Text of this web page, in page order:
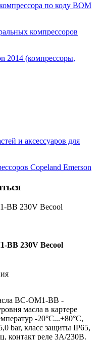
по коду BOM
компрессоров
2014 (компрессоры,
и аксессуаров для
Copeland Emerson
BB 230V Becool
BC-OM1-BB -
масла в картере
-20°C...+80°C,
bar, класс защиты IP65,
контакт реле 3А/230В.